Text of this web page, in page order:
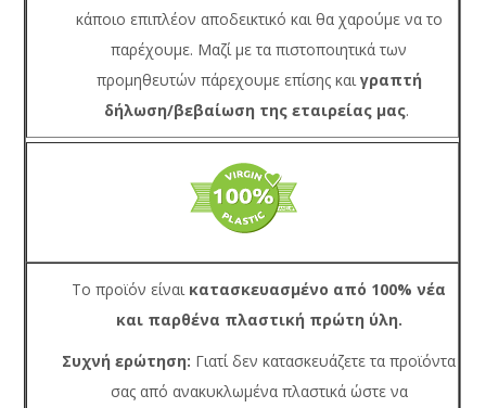
κάποιο επιπλέον αποδεικτικό και θα χαρούμε να το
παρέχουμε. Μαζί με τα πιστοποιητικά των
προμηθευτών πάρεχουμε επίσης καιγραπτή
δήλωση/βεβαίωση της εταιρείας μας.
Το προϊόν είναι κατασκευασμένο από 100% νέα
και παρθένα πλαστική πρώτη ύλη.
Συχνή ερώτηση: Γιατί δεν κατασκευάζετε τα προϊόντα
σας από ανακυκλωμένα πλαστικά ώστε να